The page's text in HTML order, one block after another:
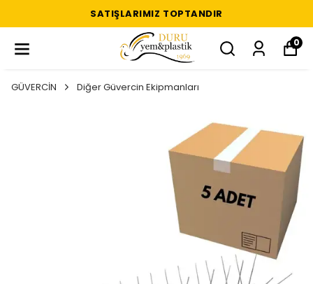
SATIŞLARIMIZ TOPTANDIR
0
GÜVERCİN Diğer Güvercin Ekipmanları